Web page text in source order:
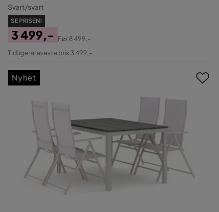
Svart/svart
SE PRISEN!
Pris
3 499,-
Original
Før8 499,-
Tidligere laveste pris 3 499,-
Nyhet